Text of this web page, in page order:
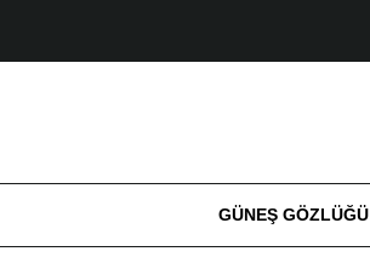
GÜNEŞ GÖZLÜĞÜ